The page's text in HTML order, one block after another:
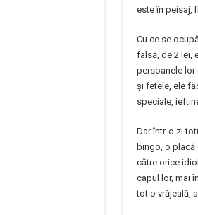
este în peisaj,
Cu ce se
falsă, de 2 lei,
persoanele lor
și fetele, ele
speciale,
Dar într-o zi
bingo, o placă
către orice
capul lor, mai
tot o vrăjeală,